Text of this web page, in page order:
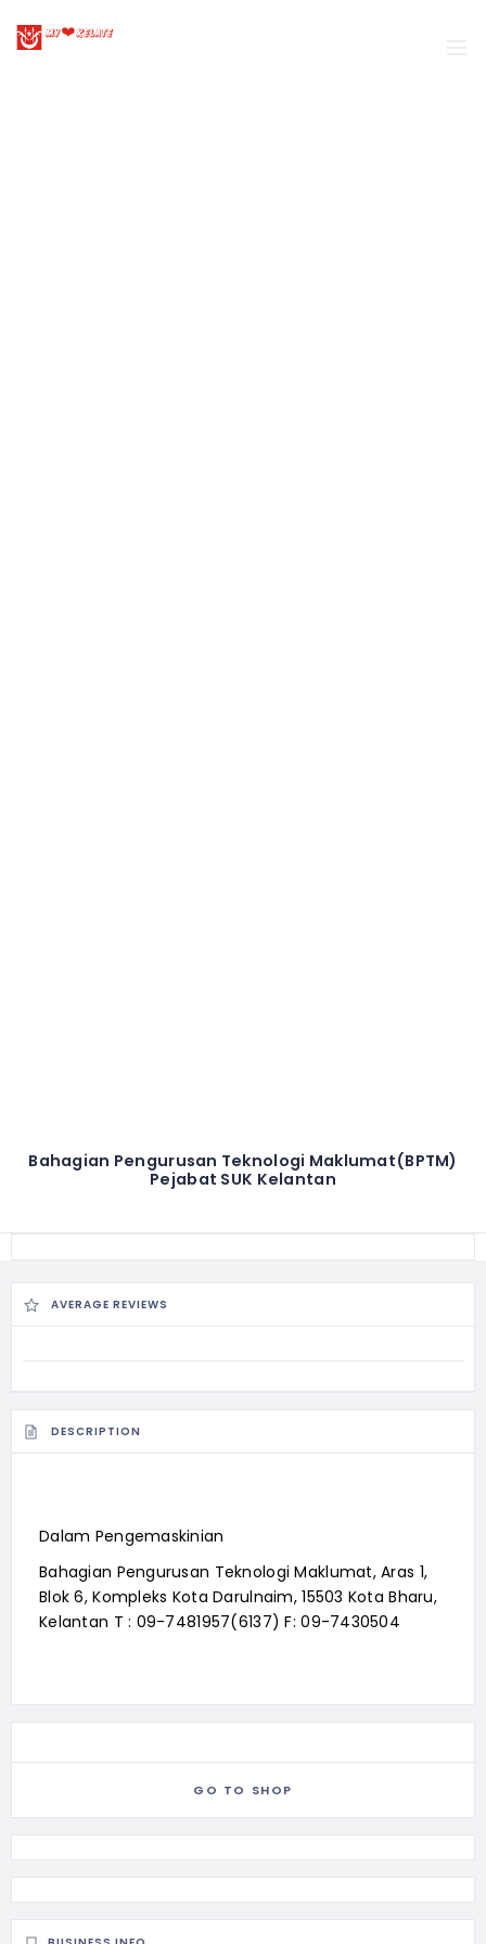
Bahagian Pengurusan Teknologi Maklumat(BPTM)
Pejabat SUK Kelantan
AVERAGE REVIEWS
DESCRIPTION
Dalam Pengemaskinian
Bahagian Pengurusan Teknologi Maklumat, Aras 1,
Blok 6, Kompleks Kota Darulnaim, 15503 Kota Bharu,
Kelantan T : 09-7481957(6137) F: 09-7430504
GO TO SHOP